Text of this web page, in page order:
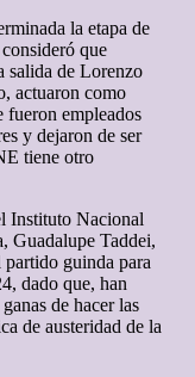
la etapa de
que
salida de Lorenzo
actuaron como
fueron empleados
y dejaron de ser
tiene otro
Instituto Nacional
Guadalupe Taddei,
guinda para
dado que, han
de hacer las
de austeridad de la